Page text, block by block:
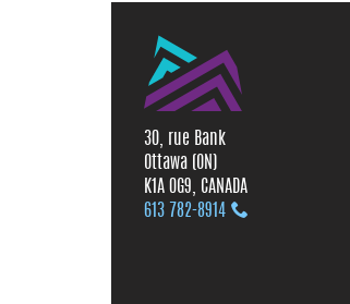
30, rue Bank
Ottawa (ON)
K1A 0G9, CANADA
613 782‑8914